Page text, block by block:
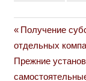
Навигация
по
Previous
Post:
Получение
отдельных
Next
Post:
Прежние